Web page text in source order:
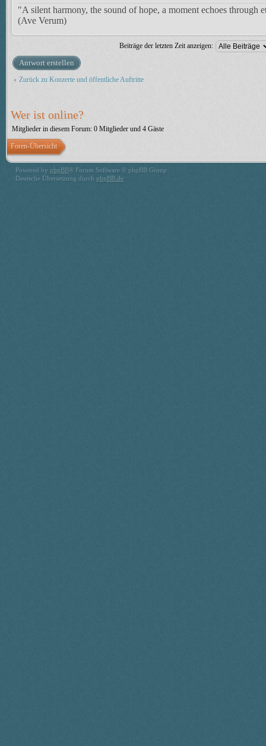
"A silent harmony, the sound of hope, a moment echoes through
(Ave Verum)
Beiträge der letzten Zeit anzeigen:
Antwort erstellen
Zurück zu Konzerte und öffentliche Auftritte
Wer ist online?
Mitglieder in diesem Forum: 0 Mitglieder und 4 Gäste
Foren-Übersicht
Powered by phpBB® Forum Software © phpBB Group
Deutsche Übersetzung durch phpBB.de